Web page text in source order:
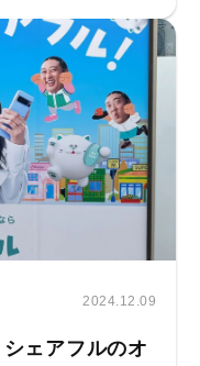
2024.12.09
ェアフルのオ